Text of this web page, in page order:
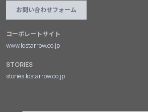
お問い合わせフォーム
コーポレートサイト
www.lostarrow.co.jp
STORIES
stories.lostarrow.co.jp